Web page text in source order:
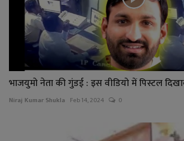
भाजयुमो नेता की गुंडई : इस वीडियो में पिस्टल
Niraj Kumar Shukla Feb 14, 2024 0